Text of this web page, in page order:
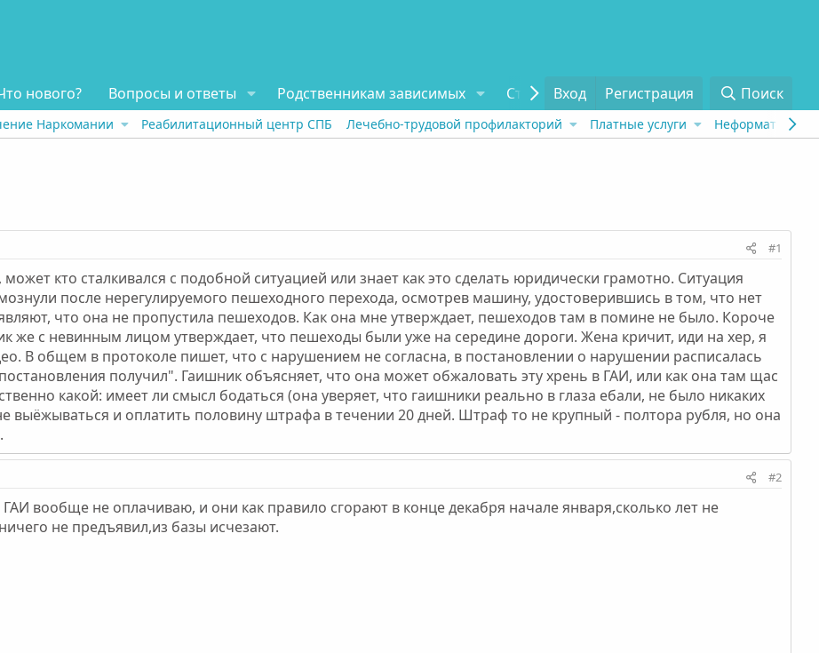
нового? Вопросы и ответы Родственникам зависимых Статьи Отзывы О проекте
Вход Регистрация Поиск
Наркомании Реабилитационный центр СПБ Лечебно-трудовой профилакторий Платные услуги Неформат
#1
кто сталкивался с подобной ситуацией или знает как это сделать юридически грамотно. Ситуация
после нерегулируемого пешеходного перехода, осмотрев машину, удостоверившись в том, что нет
что она не пропустила пешеходов. Как она мне утверждает, пешеходов там в помине не было. Короче
же с невинным лицом утверждает, что пешеходы были уже на середине дороги. Жена кричит, иди на хер, я
В общем в протоколе пишет, что с нарушением не согласна, в постановлении о нарушении расписалась
получил". Гаишник объясняет, что она может обжаловать эту хрень в ГАИ, или как она там щас
какой: имеет ли смысл бодаться (она уверяет, что гаишники реально в глаза ебали, не было никаких
выёжываться и оплатить половину штрафа в течении 20 дней. Штраф то не крупный - полтора рубля, но она
#2
вообще не оплачиваю, и они как правило сгорают в конце декабря начале января,сколько лет не
не предъявил,из базы исчезают.